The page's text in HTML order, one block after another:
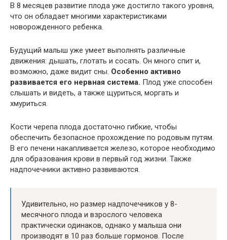
В 8 месяцев развитие плода уже достигло такого уровня,
что он обладает многими характеристиками
новорожденного ребенка.
Будущий малыш уже умеет выполнять различные
движения: дышать, глотать и сосать. Он много спит и,
возможно, даже видит сны. Особенно активно
развивается его нервная система. Плод уже способен
слышать и видеть, а также щуриться, моргать и
хмуриться.
Кости черепа плода достаточно гибкие, чтобы
обеспечить безопасное прохождение по родовым путям.
В его печени накапливается железо, которое необходимо
для образования крови в первый год жизни. Также
надпочечники активно развиваются.
Удивительно, но размер надпочечников у 8-
месячного плода и взрослого человека
практически одинаков, однако у малыша они
производят в 10 раз больше гормонов. После